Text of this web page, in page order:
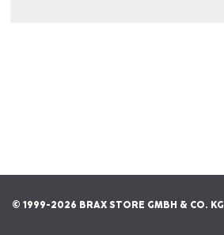
© 1999-2026 BRAX STORE GMBH & CO. KG